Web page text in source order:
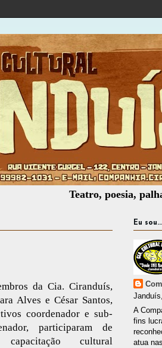
Teatro, poesia, palhaçaria,
da Cia. Ciranduís,
Alves e César Santos,
coordenador e sub-
participaram de
cultural
Eu sou...
A
fins
atua